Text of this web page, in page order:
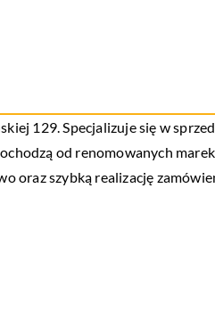
129. Specjalizuje się w
od renomowanych
oraz szybką realizację